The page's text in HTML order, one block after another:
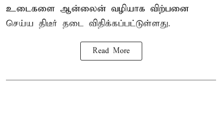
உடைகளை ஆன்லைன் வழியாக விற்பனை
செய்ய திடீர் தடை விதிக்கப்பட்டுள்ளது.
Read More